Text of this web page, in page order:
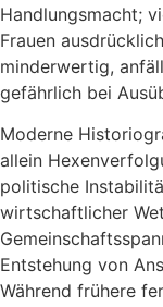
Handlungsmacht;
Frauen
minderwertig,
gefährlich bei
Moderne
allein
politische
wirtschaftlicher
Entstehung von
Während frühere